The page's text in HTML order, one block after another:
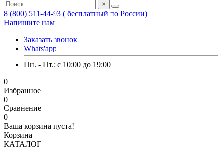
×
8 (800) 511-44-93 ( бесплатный по России)
Напишите нам
Заказать звонок
Whats'app
Пн. - Пт.: c 10:00 до 19:00
0
Избранное
0
Сравнение
0
Ваша корзина пуста!
Корзина
КАТАЛОГ